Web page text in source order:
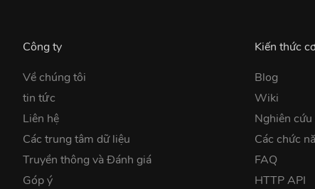
Công ty
Về chúng tôi
tin tức
Liên hệ
Các trung tâm dữ liệu
Truyền thông và Đánh giá
Góp ý
Kiến thức
Blog
Wiki
Nghiên
Các chức
FAQ
HTTP API